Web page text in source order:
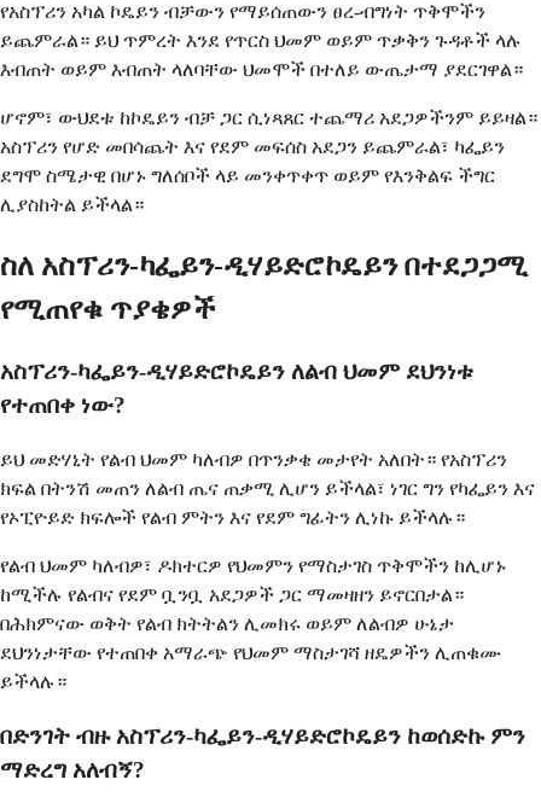
የአስፕሪን አካል ኮዴይን ብቻውን የማይሰጠውን ፀረ-ብግነት ጥቅሞችን
ይጨምራል። ይህ ጥምረት እንደ የጥርስ ህመም ወይም ጥቃቅን ጉዳቶች ላሉ
እብጠት ወይም እብጠት ላለባቸው ህመሞች በተለይ ውጤታማ ያደርገዋል።
ሆኖም፣ ውህደቱ ከኮዴይን ብቻ ጋር ሲነጻጸር ተጨማሪ አደጋዎችንም ይይዛል።
አስፕሪን የሆድ መበሳጨት እና የደም መፍሰስ አደጋን ይጨምራል፣ ካፌይን
ደግሞ ስሜታዊ በሆኑ ግለሰቦች ላይ መንቀጥቀጥ ወይም የእንቅልፍ ችግር
ሊያስከትል ይችላል።
ስለ አስፕሪን-ካፌይን-ዲሃይድሮኮዴይን በተደጋጋሚ
የሚጠየቁ ጥያቄዎች
አስፕሪን-ካፌይን-ዲሃይድሮኮዴይን ለልብ ህመም ደህንነቱ
የተጠበቀ ነው?
ይህ መድሃኒት የልብ ህመም ካለብዎ በጥንቃቄ መታየት አለበት። የአስፕሪን
ክፍል በትንሽ መጠን ለልብ ጤና ጠቃሚ ሊሆን ይችላል፣ ነገር ግን የካፌይን እና
የኦፒዮይድ ክፍሎች የልብ ምትን እና የደም ግፊትን ሊነኩ ይችላሉ።
የልብ ህመም ካለብዎ፣ ዶክተርዎ የህመምን የማስታገስ ጥቅሞችን ከሊሆኑ
ከሚችሉ የልብና የደም ቧንቧ አደጋዎች ጋር ማመዛዘን ይኖርበታል።
በሕክምናው ወቅት የልብ ክትትልን ሊመክሩ ወይም ለልብዎ ሁኔታ
ደህንነታቸው የተጠበቀ አማራጭ የህመም ማስታገሻ ዘዴዎችን ሊጠቁሙ
ይችላሉ።
በድንገት ብዙ አስፕሪን-ካፌይን-ዲሃይድሮኮዴይን ከወሰድኩ ምን
ማድረግ አለብኝ?